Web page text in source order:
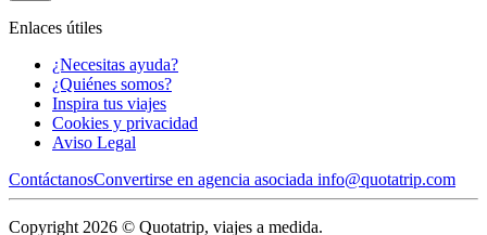
Enlaces útiles
¿Necesitas ayuda?
¿Quiénes somos?
Inspira tus viajes
Cookies y privacidad
Aviso Legal
ContáctanosConvertirse en agencia asociada info@quotatrip.com
Copyright 2026 © Quotatrip, viajes a medida.